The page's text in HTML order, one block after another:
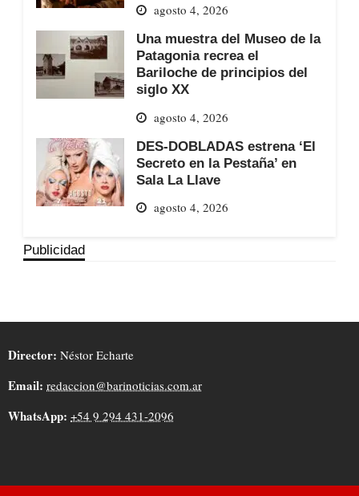
agosto 4, 2026
Una muestra del Museo de la
Patagonia recrea el
Bariloche de principios del
siglo XX
agosto 4, 2026
DES-DOBLADAS estrena ‘El
Secreto en la Pestaña’ en
Sala La Llave
agosto 4, 2026
Publicidad
Director: Néstor Echarte
Email: redaccion@barinoticias.com.ar
WhatsApp: +54 9 294 431-2096